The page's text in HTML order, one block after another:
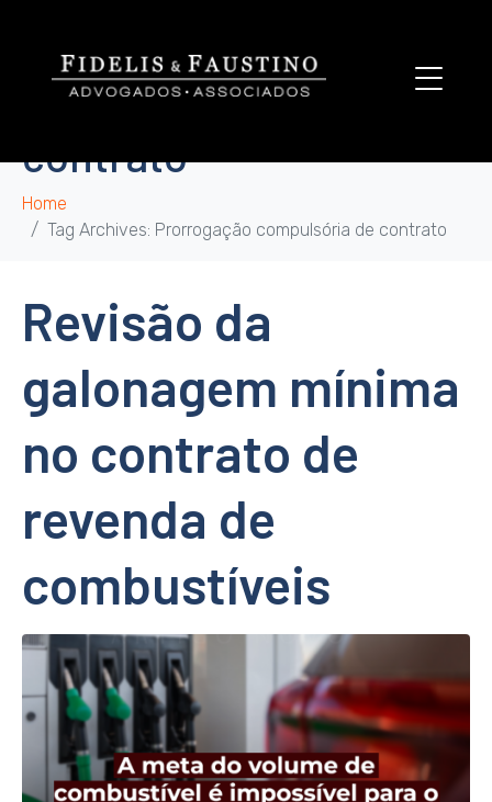
Tag:Prorrogação
compulsória de
contrato
Home
Tag Archives: Prorrogação compulsória de contrato
Revisão da
galonagem mínima
no contrato de
revenda de
combustíveis